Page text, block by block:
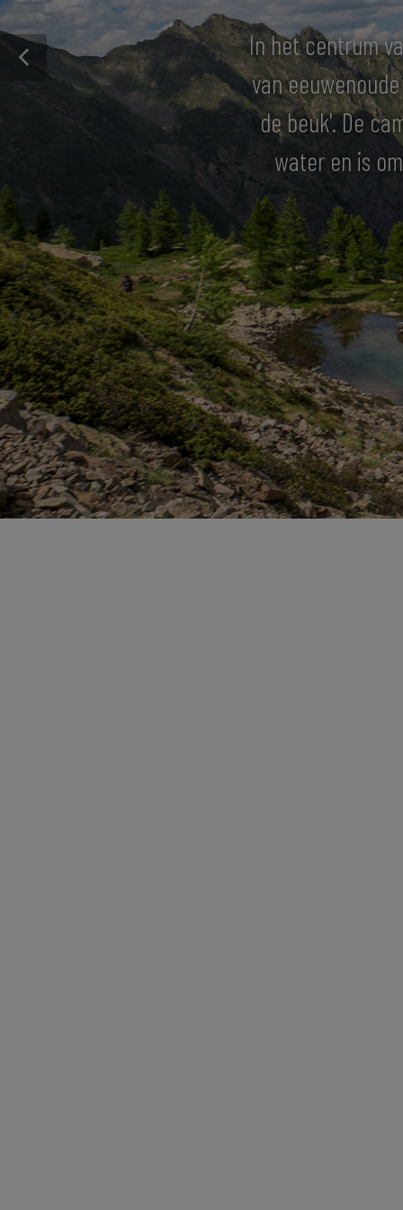
In het centrum
van
de beuk'. De
water en is